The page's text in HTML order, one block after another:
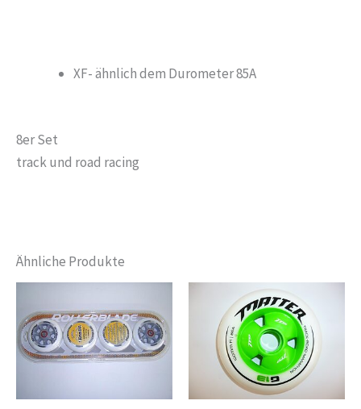
XF- ähnlich dem Durometer 85A
8er Set
track und road racing
Ähnliche Produkte